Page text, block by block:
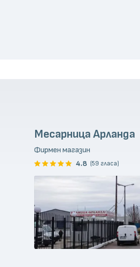
Месарница Арланда
Фирмен магазин
4.8 (59 гласа)